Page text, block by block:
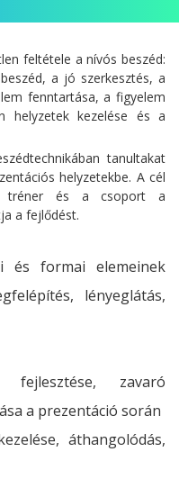
feltétele a nívós beszéd:
a jó szerkesztés, a
fenntartása, a figyelem
helyzetek kezelése és a
tanultakat
helyzetekbe. A cél
tréner és a csoport a
a fejlődést.
és formai elemeinek
lényeglátás,
zavaró
a prezentáció során
áthangolódás,